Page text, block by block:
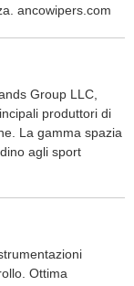
ancowipers.com
Group LLC,
produttori di
La gamma spazia
agli sport
Ottima